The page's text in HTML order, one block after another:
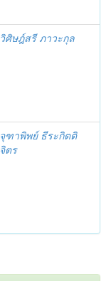
วิศิษฎ์สรี ภาวะกุล
จุฑาพิพย์ ธีระกิตติ
จิตร